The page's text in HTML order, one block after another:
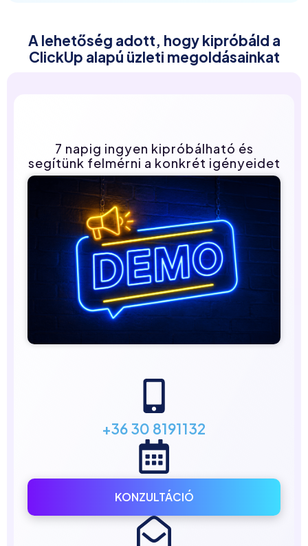
A lehetőség adott, hogy kipróbáld a
ClickUp alapú üzleti megoldásainkat
7 napig ingyen kipróbálható és
segítünk felmérni a konkrét igényeidet
+36 30 8191132
KONZULTÁCIÓ